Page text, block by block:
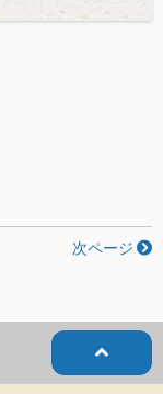
次ページ